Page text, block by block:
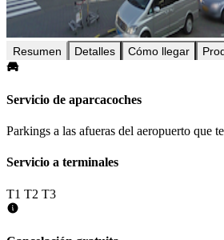
Resumen Detalles Cómo llegar
Servicio de aparcacoches
Parkings a las afueras del aeropuerto que
Servicio a terminales
T1 T2 T3